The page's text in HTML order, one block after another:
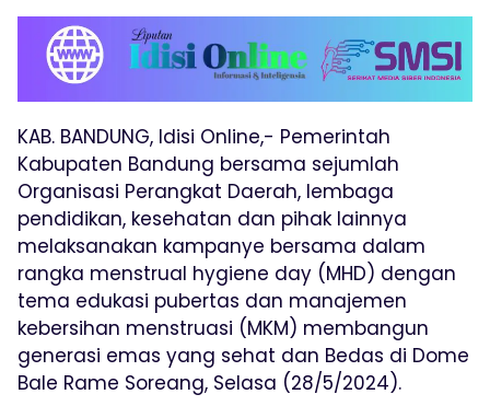
KAB. BANDUNG, Idisi Online,- Pemerintah
Kabupaten Bandung bersama sejumlah
Organisasi Perangkat Daerah, lembaga
pendidikan, kesehatan dan pihak lainnya
melaksanakan kampanye bersama dalam
rangka menstrual hygiene day (MHD) dengan
tema edukasi pubertas dan manajemen
kebersihan menstruasi (MKM) membangun
generasi emas yang sehat dan Bedas di Dome
Bale Rame Soreang, Selasa (28/5/2024).